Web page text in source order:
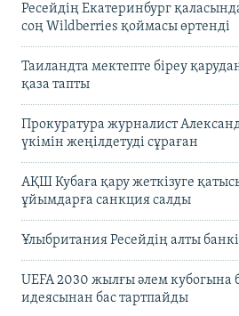
Ресейдің Екатеринбург
соң Wildberries қоймасы өртенді
Таиландта мектепте біреу
қаза тапты
Прокуратура журналист
үкімін жеңілдетуді сұраған
АҚШ Кубаға қару жеткізуге
ұйымдарға санкция салды
Ұлыбритания Ресейдің алты
UEFA 2030 жылғы әлем кубогына
идеясынан бас тартпайды